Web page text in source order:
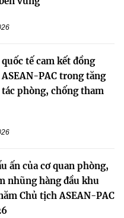
quốc tế cam kết đồng
PAC trong tăng
phòng, chống tham
ấn của cơ quan phòng,
nhũng hàng đầu khu
Chủ tịch ASEAN-PAC